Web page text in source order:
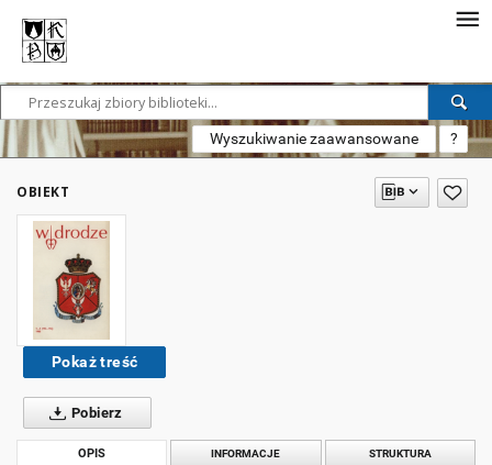
Wyszukiwanie zaawansowane ?
OBIEKT
Pokaż treść
Pobierz
OPIS INFORMACJE STRUKTURA